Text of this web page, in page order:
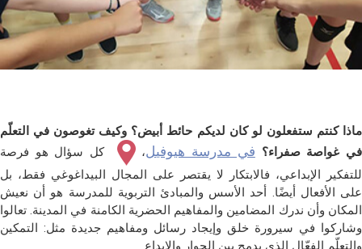
ماذا كنتم ستفعلون لو كان لديكم حائط أبيض؟ وكيف تغوصون في التعلّم
في غواصة صفراء؟ في مدرسة هيوفيل،
كل سؤال هو فرصة
للتفكير الإبداعي، فالابتكار لا يقتصر على المجال البيداغوغي فقط، بل
على الأفعال أيضًا. أحد الأسس والمبادئ التربوية للمدرسة هو أن نعيش
المكان وأن ندرك المضامين والمفاهيم الحضرية الكامنة في المدينة. تعالوا
وشاركوا في سيرورة خلق وإيجاد رسائل ومفاهيم جديدة مثل: التمكين